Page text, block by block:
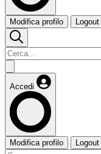
Modifica profilo Logout
Accedi
Modifica profilo Logout